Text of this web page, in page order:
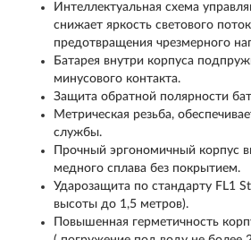
Интеллектуальная схема
снижает яркость светового
предотвращения чрезмерного
Батарея внутри корпуса
минусового контакта.
Защита обратной полярности
Метрическая резьба,
службы.
Прочный эргономичный корпус
медного сплава без покрытием.
Ударозащита по стандарту FL1
высоты до 1,5 метров).
Повышенная герметичность